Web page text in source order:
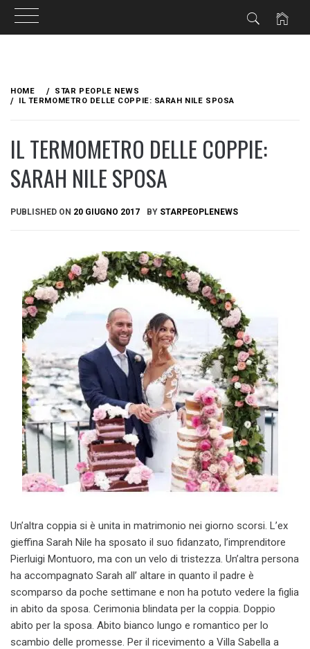
content
HOME
STAR PEOPLE NEWS
IL TERMOMETRO DELLE COPPIE: SARAH NILE SPOSA
IL TERMOMETRO DELLE COPPIE:
SARAH NILE SPOSA
PUBLISHED ON 20 GIUGNO 2017 BY STARPEOPLENEWS
Un’altra coppia si è unita in matrimonio nei giorno scorsi. L’ex
gieffina Sarah Nile ha sposato il suo fidanzato, l’imprenditore
Pierluigi Montuoro, ma con un velo di tristezza. Un’altra persona
ha accompagnato Sarah all’ altare in quanto il padre è
scomparso da poche settimane e non ha potuto vedere la figlia
in abito da sposa. Cerimonia blindata per la coppia. Doppio
abito per la sposa. Abito bianco lungo e romantico per lo
scambio delle promesse. Per il ricevimento a Villa Sabella a